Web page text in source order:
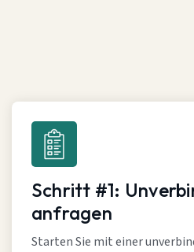
Schritt #1:
anfragen
Starten Sie mit einer